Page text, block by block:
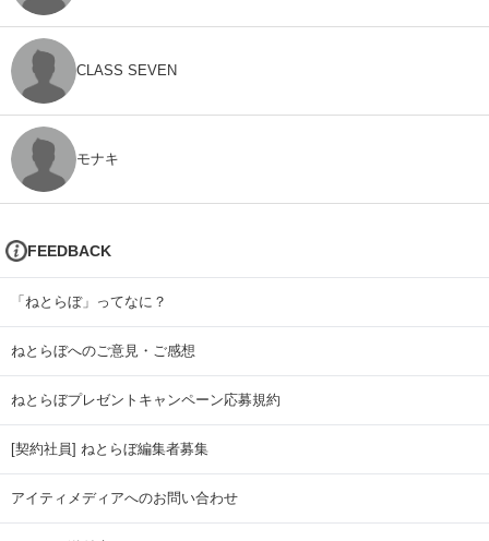
CLASS SEVEN
モナキ
FEEDBACK
「ねとらぼ」ってなに？
ねとらぼへのご意見・ご感想
ねとらぼプレゼントキャンペーン応募規約
[契約社員] ねとらぼ編集者募集
アイティメディアへのお問い合わせ